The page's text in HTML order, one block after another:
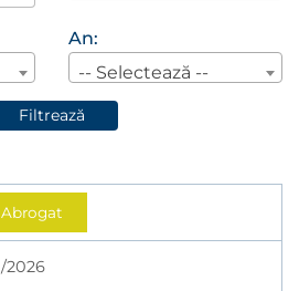
An:
-- Selectează --
Filtrează
Abrogat
/2026